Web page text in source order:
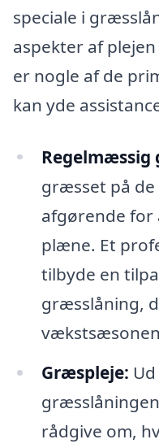
speciale i
aspekter af
er nogle af de
kan yde
græsset på
afgørende for
plæne. Et
tilbyde en
græsslåning,
Græspleje:
rådgive om,